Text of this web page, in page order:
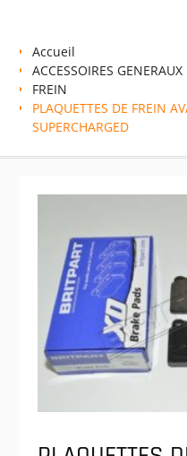
Accueil
ACCESSOIRES GENERAUX
FREIN
PLAQUETTES DE FREIN
SUPERCHARGED